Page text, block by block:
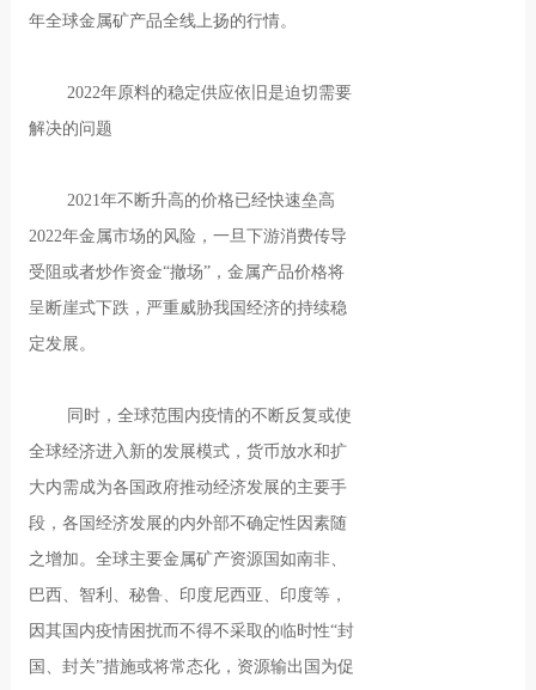
年全球金属矿产品全线上扬的行情。
2022年原料的稳定供应依旧是迫切需要
解决的问题
2021年不断升高的价格已经快速垒高
2022年金属市场的风险，一旦下游消费传导
受阻或者炒作资金“撤场”，金属产品价格将
呈断崖式下跌，严重威胁我国经济的持续稳
定发展。
同时，全球范围内疫情的不断反复或使
全球经济进入新的发展模式，货币放水和扩
大内需成为各国政府推动经济发展的主要手
段，各国经济发展的内外部不确定性因素随
之增加。全球主要金属矿产资源国如南非、
巴西、智利、秘鲁、印度尼西亚、印度等，
因其国内疫情困扰而不得不采取的临时性“封
国、封关”措施或将常态化，资源输出国为促